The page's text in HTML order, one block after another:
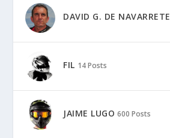
DAVID G. DE NAVARRETE
FIL 14 Posts
JAIME LUGO 600 Posts